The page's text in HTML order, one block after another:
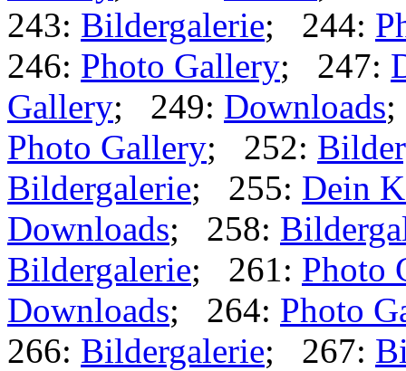
243: Bildergalerie; 244:
246: Photo Gallery; 247:
Gallery; 249: Downloads
Photo Gallery; 252:
Bildergalerie; 255: Dein
Downloads; 258:
Bildergalerie; 261: Photo
Downloads; 264: Photo
266: Bildergalerie; 267: